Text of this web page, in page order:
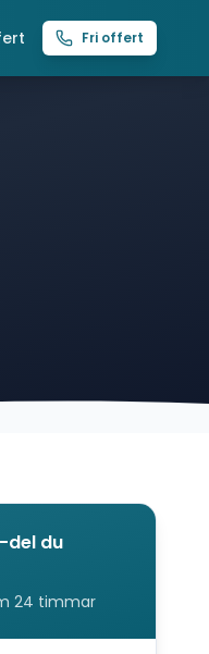
Fri offert
-del du
24 timmar